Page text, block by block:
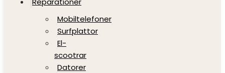
Mobiltelefoner
Surfplattor
El-
scootrar
Datorer